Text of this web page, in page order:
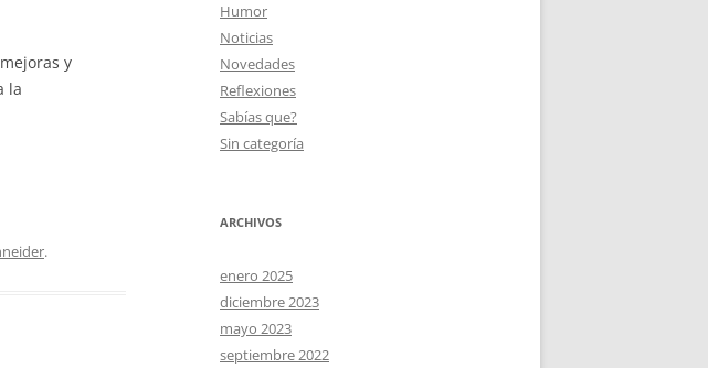
y
la
.
Humor
Noticias
Novedades
Reflexiones
Sabías que?
Sin categoría
ARCHIVOS
enero 2025
diciembre 2023
mayo 2023
septiembre 2022